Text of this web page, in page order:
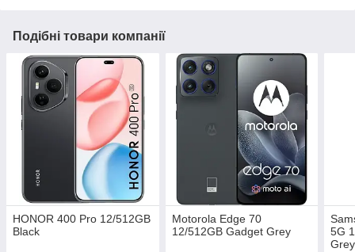
Подібні товари компанії
HONOR 400 Pro 12/512GB
Black
Motorola Edge 70
12/512GB Gadget Grey
5G